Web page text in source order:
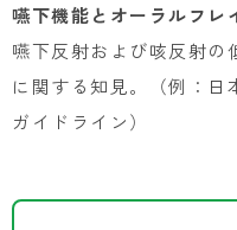
嚥下機能とオーラルフレ
嚥下反射および咳反射の
に関する知見。（例：日
ガイドライン）